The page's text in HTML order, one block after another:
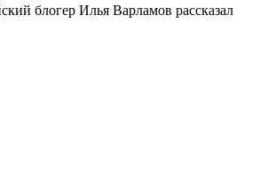
блогер Илья Варламов рассказал